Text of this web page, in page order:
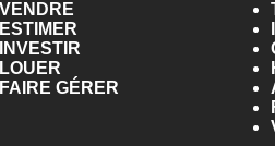
VENDRE
ESTIMER
INVESTIR
LOUER
FAIRE GÉRER